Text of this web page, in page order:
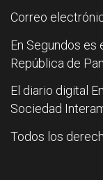
Correo
En Segundos es
República de
El diario digital
Sociedad
Todos los